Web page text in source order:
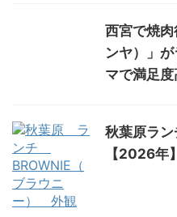
西宮で焼
ンヤ）」
マで満足度
秋葉原ラ
【2026年】